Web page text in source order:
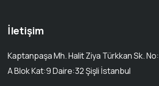
İletişim
Kaptanpaşa Mh. Halit Ziya Türkkan Sk.
A Blok Kat:9 Daire:32 Şişli İstanbul